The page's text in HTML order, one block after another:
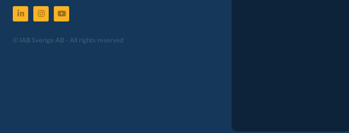
© IAB Sverige AB - All rights reserved